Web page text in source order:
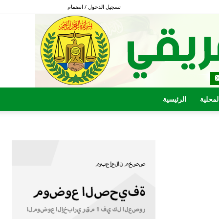
تسجيل الدخول / انضمام
الرئيسية